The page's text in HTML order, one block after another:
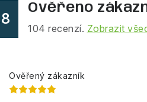
Ověřeno
104 recenzí. Zobrazit
Ověřený zákazník